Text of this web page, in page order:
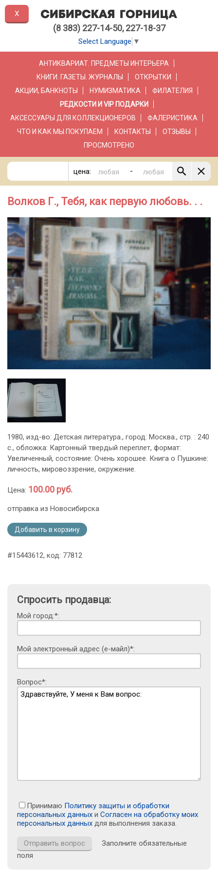
(8 383) 227-14-50, 227-18-37
Select Language ▼
АНТИКВАРИАТ. ПРЕДМЕТЫ ИНТЕРЬЕРА
КНИГИ. ГАЗЕТЫ. ЖУРНАЛЫ
ОТКРЫТКИ
АКЦИИ, БАНКНОТЫ
НУМИЗМАТИКА
ФИЛАТЕЛИЯ
РЕДКОСТИ И VIP ПОДАРКИ
АКСЕССУАРЫ ДЛЯ КОЛЛЕКЦИОНЕРОВ
ФАЛЕРИСТИКА
ЧТО И КАК МЫ ПОКУПАЕМ
КОНТАКТЫ
ОТЗЫВЫ
ПРОСМОТРЕНО
цена: -
Волков Г., Тебя, как первую любовь. . .
1980, изд-во: Детская литература., город: Москва., стр. : 240
с., обложка: Картонный твердый переплет, формат:
Увеличенный, состояние: Очень хорошее. Книга о Пушкине:
личность, мировоззрение, окружение.
Цена: 100.00 руб.
отправка из Новосибирска
Добавить в корзину
#15443612, код: 77812
Спросить продавца:
Мой город:*:
Мой электронный адрес (е-майл)*:
Вопрос*:
Принимаю Политику защиты и обработки
персональных данных и Согласен на обработку моих
персональных данных для выполнения заказа.
Заполните обязательные
поля
X